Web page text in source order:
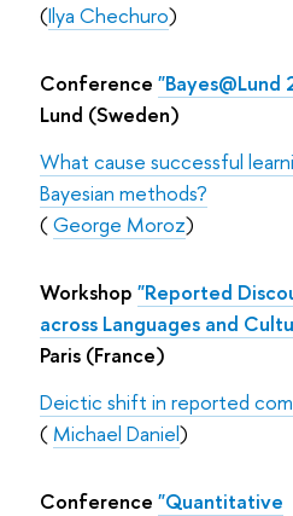
(Ilya Chechuro)
Conference "Bayes@Lund
Lund (Sweden)
What cause successful
Bayesian methods?
(George Moroz)
Workshop "Reported
across Languages and
Paris (France)
Deictic shift in reported
( Miсhael Daniel)
Conference "Quantitative